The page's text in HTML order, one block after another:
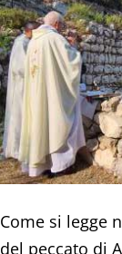
Come si legge
del peccato di